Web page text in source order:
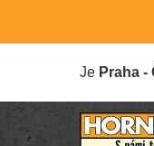
Je Praha -